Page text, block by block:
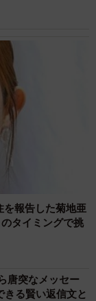
を報告した菊地亜
タイミングで挑
唐突なメッセー
る賢い返信文と